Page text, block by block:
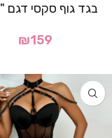
בגד גוף סקסי דגם "Weil"
₪159